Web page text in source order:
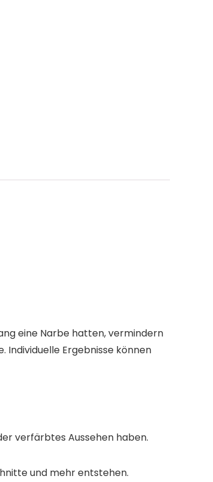
eine Narbe hatten, vermindern
Individuelle Ergebnisse können
verfärbtes Aussehen haben.
und mehr entstehen.